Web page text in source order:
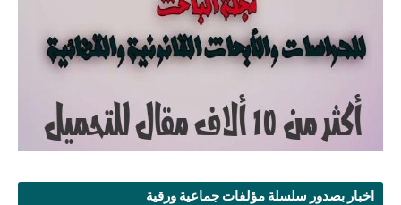
اخبار بصدور سلسلة مؤلفات جماعية ورقية